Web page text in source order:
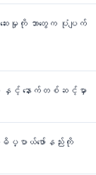
မှုကို ဘာတွေက ပုံပျက်
ေ နှင့် နောက်တစ်ဆင့်မှာ
ပာယ်ဖော်နည်းကို